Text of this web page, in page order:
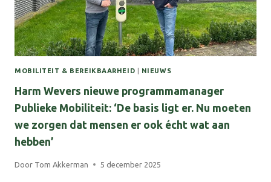
MOBILITEIT & BEREIKBAARHEID NIEUWS
Harm Wevers nieuwe programmamanager
Publieke Mobiliteit: ‘De basis ligt er. Nu moeten
we zorgen dat mensen er ook écht wat aan
hebben’
Door Tom Akkerman 5 december 2025